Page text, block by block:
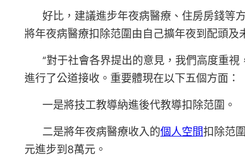
好比，建議進步年夜病醫療、住房房錢等
將年夜病醫療扣除范圍由自己擴年夜到配頭及
“對于社會各界提出的意見，我們高度重
進行了公道接收。重要體現在以下五個方面：
一是將技工教導納進後代教導扣除范圍。
二是將年夜病醫療收入的個人空間扣除范
元進步到8萬元。